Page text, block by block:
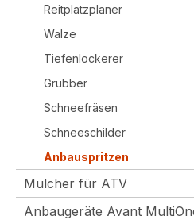
Reitplatzplaner
Walze
Tiefenlockerer
Grubber
Schneefräsen
Schneeschilder
Anbauspritzen
Mulcher für ATV
Anbaugeräte Avant